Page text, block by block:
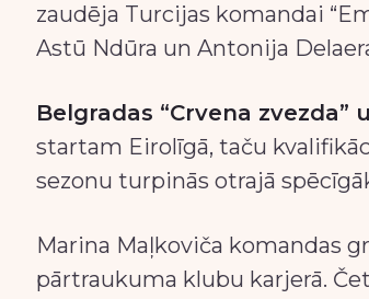
zaudēja Turcijas komandai
Astū Ndūra un Antonija
Belgradas “Crvena
startam Eirolīgā, taču
sezonu turpinās otrajā
Marina Maļkoviča komandas
pārtraukuma klubu karjerā.